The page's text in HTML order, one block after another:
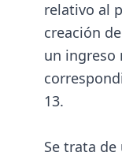
relativo al
creación
un ingreso
13.
Se trata